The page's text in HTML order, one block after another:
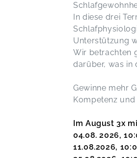
In diese drei
Unterstützung
Wir betrachten
darüber, was in
Gewinne mehr
Kompetenz
Im August 3x
04.08. 2026,
11.08.2026,